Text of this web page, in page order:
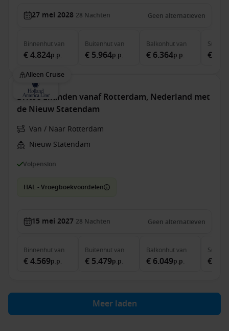
27 mei 2028 28 Nachten Geen alternatieven
Binnenhutvan
€ 4.824p.p.
Buitenhutvan
€ 5.964p.p.
Balkonhutvan
€ 6.364p.p.
Suite
€
Alleen Cruise
Britse Eilanden vanaf Rotterdam, Nederland met
de Nieuw Statendam
Van / Naar Rotterdam
Nieuw Statendam
Volpension
HAL - Vroegboekvoordelen
15 mei 2027 28 Nachten Geen alternatieven
Binnenhutvan
€ 4.569p.p.
Buitenhutvan
€ 5.479p.p.
Balkonhutvan
€ 6.049p.p.
Suite
€
Meer laden